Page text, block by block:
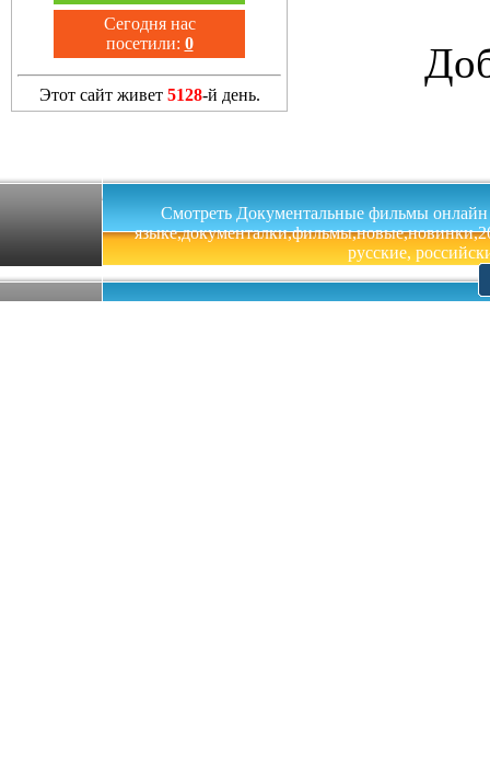
Сегодня нас
посетили: 0
Этот сайт живет 5128-й день.
Смотреть Документальные фильмы онлайн
русские,